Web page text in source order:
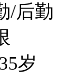
/后勤
岁